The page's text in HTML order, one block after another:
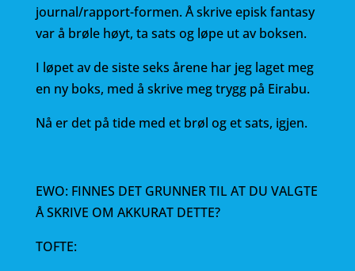
journal/rapport-formen. Å skrive episk fantasy
var å brøle høyt, ta sats og løpe ut av boksen.
I løpet av de siste seks årene har jeg laget meg
en ny boks, med å skrive meg trygg på Eirabu.
Nå er det på tide med et brøl og et sats, igjen.
EWO: FINNES DET GRUNNER TIL AT DU VALGTE
Å SKRIVE OM AKKURAT DETTE?
TOFTE: